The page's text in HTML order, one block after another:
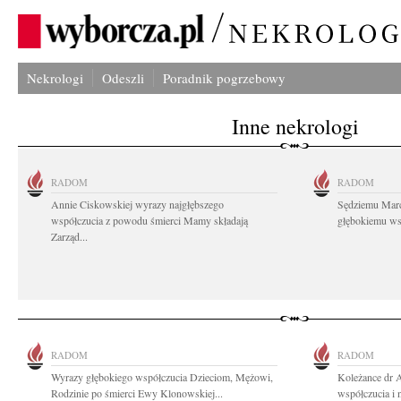
Nekrologi Odeszli Poradnik pogrzebowy
Inne nekrologi
RADOM
Annie Ciskowskiej wyrazy najgłębszego
współczucia z powodu śmierci Mamy składają
Zarząd...
RADOM
Sędziemu
głębokiemu
RADOM
Wyrazy głębokiego współczucia Dzieciom, Mężowi,
Rodzinie po śmierci Ewy Klonowskiej...
RADOM
Koleżance dr
współczucia i